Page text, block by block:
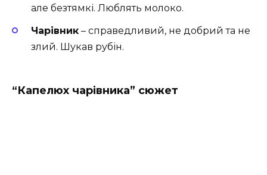
але безтямкі. Люблять молоко.
Чарівник – справедливий, не добрий та не
злий. Шукав рубін.
“Капелюх чарівника” сюжет